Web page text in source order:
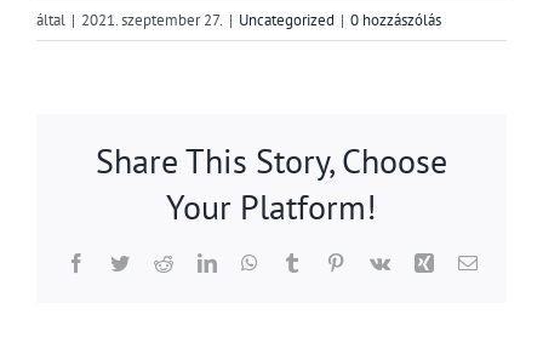
által | 2021. szeptember 27. | Uncategorized | 0 hozzászólás
Share This Story, Choose
Your Platform!
Facebook
TwitterRedditLinkedInWhatsApp
TumblrPinterest
Vk Xing Email: